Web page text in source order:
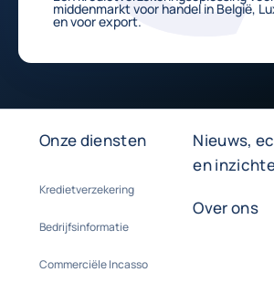
middenmarkt voor handel in België,
en voor export.
Onze diensten
Kredietverzekering
Bedrijfsinformatie
Commerciële Incasso
Nieuws,
en
Over ons